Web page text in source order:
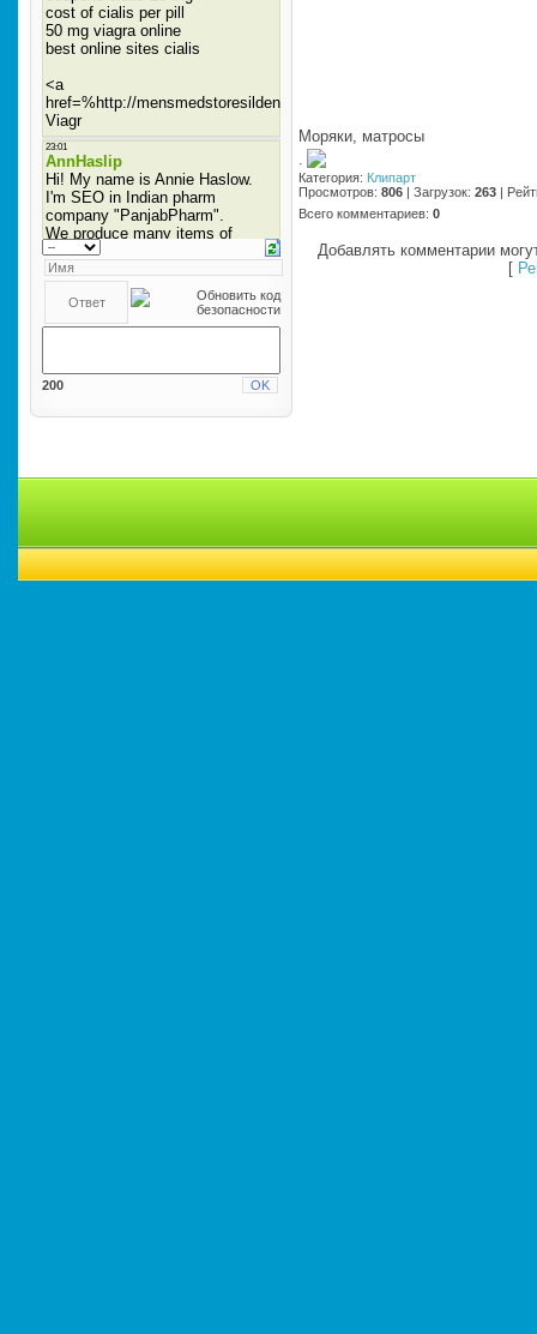
200
Моряки, матросы
·
Категория: Клипарт
Просмотров: 806 | Загрузок: 263 |
Всего комментариев: 0
Добавлять комментарии
[